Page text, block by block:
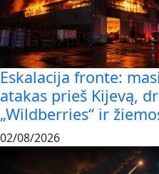
Eskalacija fronte:
atakas prieš Kijevą,
„Wildberries“ ir
02/08/2026